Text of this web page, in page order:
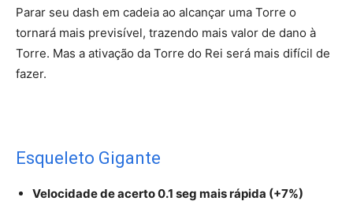
Parar seu dash em cadeia ao alcançar uma Torre o
tornará mais previsível, trazendo mais valor de dano à
Torre. Mas a ativação da Torre do Rei será mais difícil de
fazer.
Esqueleto Gigante
Velocidade de acerto 0.1 seg mais rápida (+7%)